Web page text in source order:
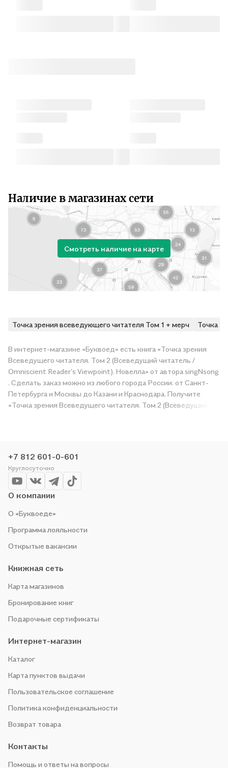
Наличие в магазинах сети
Смотреть наличие на карте
Точка зрения всеведующего читателя Том 1 + мерч Точка
Показать ещё
В интернет-магазине «Буквоед» есть книга «Точка зрения
Всеведущего читателя. Том 2 (Всеведущий читатель /
Omniscient Reader's Viewpoint). Новелла» от автора singNsong
. Сделать заказ можно из любого города России: от Санкт-
Петербурга и Москвы до Казани и Краснодара. Получите
«Точка зрения Всеведущего читателя. Том 2 (Всеведущий
организуем конкурсы и проводим акции. Оставайтесь с нами,
чтобы не упустить выгоду!
+7 812 601-0-601
Круглосуточно
О компании
О «Буквоеде»
Программа лояльности
Открытые вакансии
Книжная сеть
Карта магазинов
Бронирование книг
Подарочные сертификаты
Интернет-магазин
Каталог
Карта пунктов выдачи
Пользовательское соглашение
Политика конфиденциальности
Возврат товара
Контакты
Помощь и ответы на вопросы